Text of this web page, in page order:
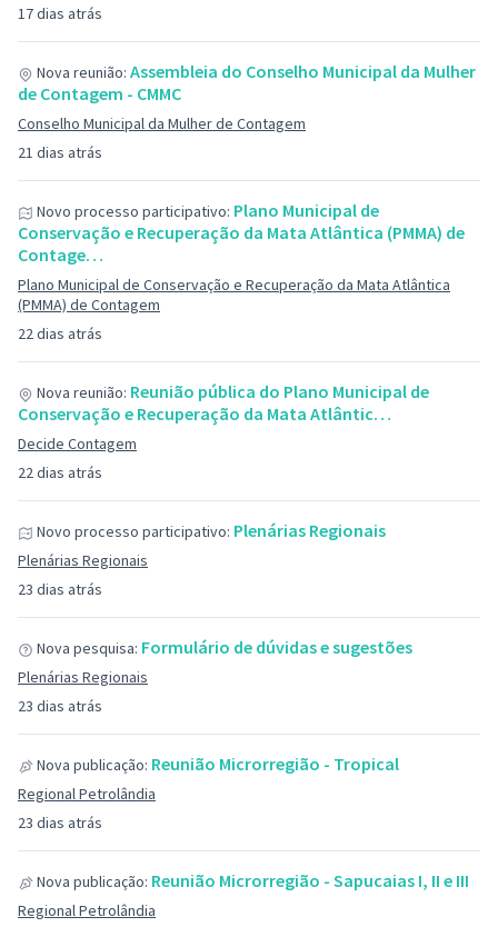
17 dias atrás
21 dias atrás
Nova reunião: Assembleia do Conselho Municipal da Mulher
de Contagem - CMMC
Conselho Municipal da Mulher de Contagem
22 dias atrás
Novo processo participativo: Plano Municipal de
Conservação e Recuperação da Mata Atlântica (PMMA) de
Contage…
Plano Municipal de Conservação e Recuperação da Mata Atlântica
(PMMA) de Contagem
22 dias atrás
Nova reunião: Reunião pública do Plano Municipal de
Conservação e Recuperação da Mata Atlântic…
Decide Contagem
23 dias atrás
Novo processo participativo: Plenárias Regionais
Plenárias Regionais
23 dias atrás
Nova pesquisa: Formulário de dúvidas e sugestões
Plenárias Regionais
23 dias atrás
Nova publicação: Reunião Microrregião - Tropical
Regional Petrolândia
Nova publicação: Reunião Microrregião - Sapucaias I, II e III
Regional Petrolândia